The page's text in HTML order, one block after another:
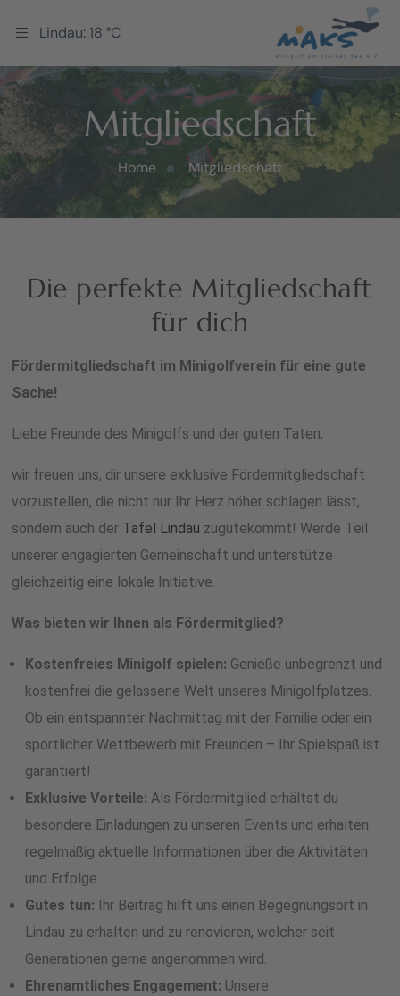
Lindau: 18 °C
Mitgliedschaft
Home Mitgliedschaft
Die perfekte Mitgliedschaft
für dich
Fördermitgliedschaft im Minigolfverein für eine gute
Sache!
Liebe Freunde des Minigolfs und der guten Taten,
wir freuen uns, dir unsere exklusive Fördermitgliedschaft
vorzustellen, die nicht nur Ihr Herz höher schlagen lässt,
sondern auch der Tafel Lindau zugutekommt! Werde Teil
unserer engagierten Gemeinschaft und unterstütze
gleichzeitig eine lokale Initiative.
Was bieten wir Ihnen als Fördermitglied?
Kostenfreies Minigolf spielen: Genieße unbegrenzt und
kostenfrei die gelassene Welt unseres Minigolfplatzes.
Ob ein entspannter Nachmittag mit der Familie oder ein
sportlicher Wettbewerb mit Freunden – Ihr Spielspaß ist
garantiert!
Exklusive Vorteile: Als Fördermitglied erhältst du
besondere Einladungen zu unseren Events und erhalten
regelmäßig aktuelle Informationen über die Aktivitäten
und Erfolge.
Gutes tun: Ihr Beitrag hilft uns einen Begegnungsort in
Lindau zu erhalten und zu renovieren, welcher seit
Generationen gerne angenommen wird.
Ehrenamtliches Engagement: Unsere